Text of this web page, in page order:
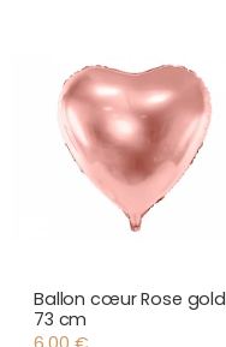
Ballon cœur Rose gold
73 cm